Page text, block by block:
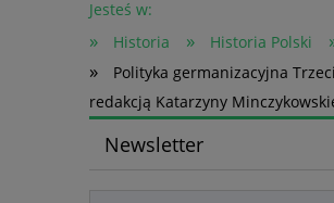
Skup książek
Jesteś w:
» Historia » Historia Polski
»
Polityka germanizacyjna
redakcją Katarzyny
Newsletter